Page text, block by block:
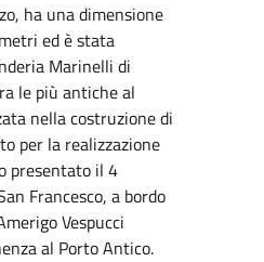
ha una dimensione
ed è stata
Marinelli di
le più antiche al
nella costruzione di
per la realizzazione
presentato il 4
Francesco, a bordo
Vespucci
al Porto Antico.